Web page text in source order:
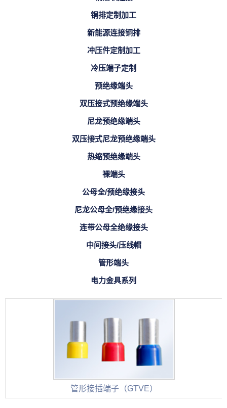
铜排定制加工
新能源连接铜排
冲压件定制加工
冷压端子定制
预绝缘端头
双压接式预绝缘端头
尼龙预绝缘端头
双压接式尼龙预绝缘端头
热缩预绝缘端头
裸端头
公母全/预绝缘接头
尼龙公母全/预绝缘接头
连带公母全绝缘接头
中间接头/压线帽
管形端头
电力金具系列
管形接插端子（GTVE）